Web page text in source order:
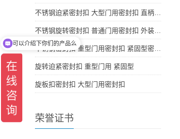
旋转迫紧密封扣 重型门用 紧固型
旋板扣密封扣 大型门用密封扣
荣誉证书
可以介绍下你们的产品么